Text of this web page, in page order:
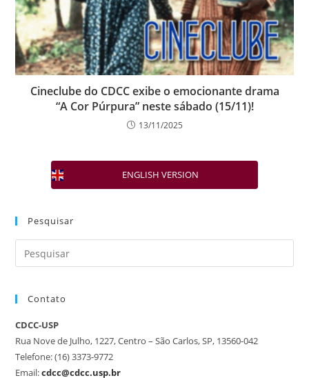
Cineclube do CDCC exibe o emocionante drama
“A Cor Púrpura” neste sábado (15/11)!
13/11/2025
ENGLISH VERSION
Pesquisar
Contato
CDCC-USP
Rua Nove de Julho, 1227, Centro – São Carlos, SP, 13560-042
Telefone: (16) 3373-9772
Email:cdcc@cdcc.usp.br